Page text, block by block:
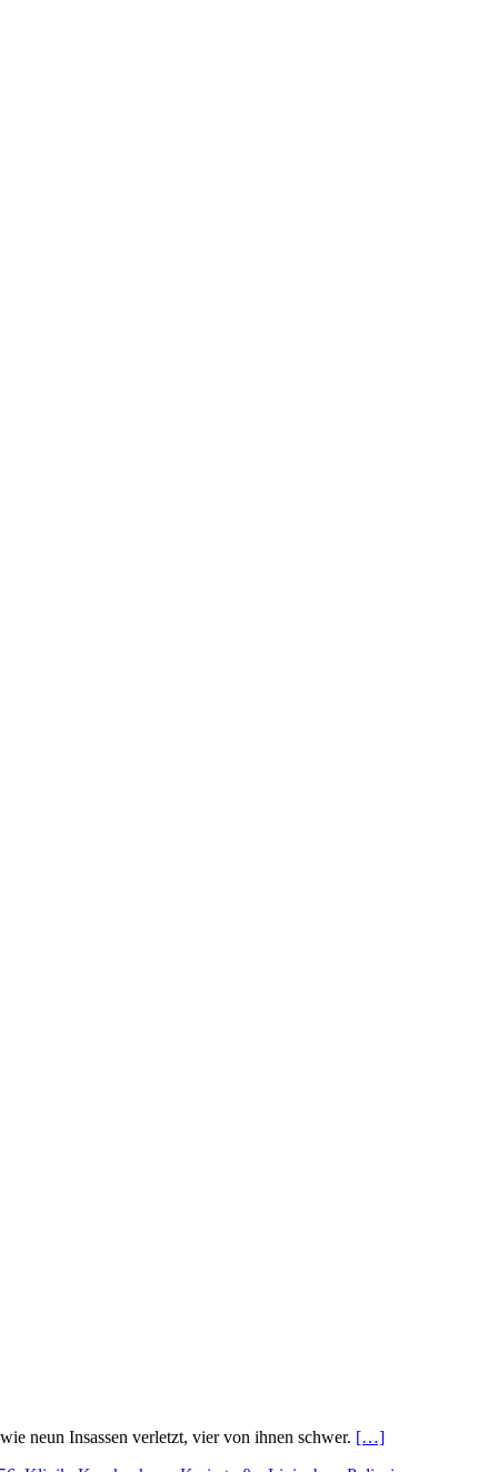
neun Insassen verletzt, vier von ihnen schwer. […]